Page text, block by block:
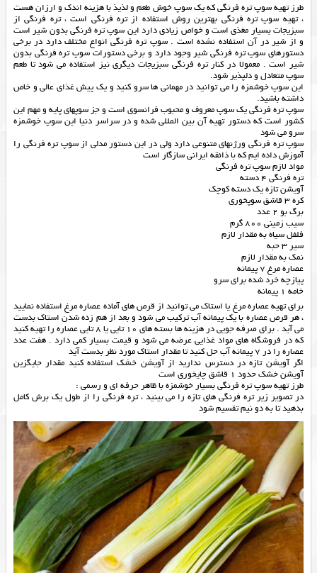
طرز تهیه سوپ تره فرنگی که یک سوپ خوش طعم و لذیذ با هزینه اندک و ارزان هست
، تهیه سوپ تره فرنگی بهترین روش استفاده از تره فرنگی است ، تره فرنگی از
سبزیجات بسیار مغذی است و خواص زیادی دارد این سوپ تره فرنگی بدون شیر است
و از شیر در آن استفاده نشده است . سوپ تره فرنگی انواع مختلف دارد در برخی
دستورهای سوپ تره فرنگی شیر وجود دارد و برخی دستورات سوپ تره فرنگی بدون
شیر است . معمولا در کنار تره فرنگی سبزیجات دیگری نیز استفاده می شود تا طعم
سوپ متعادل و دلپذیر شود.
این سوپ خوشمزه را می توانید در مهمانی ها سرو کنید و یک پیش غذای عالی و خاص
داشته باشید.
سوپ تره فرنگی یک سوپ معروف و محبوب فرانسوی است و جز سوپهای پایه و مهم این
کشور است که دستور تهیه آن بین المللی شده و در سراسر دنیا این سوپ خوشمزه
سرو می شود
سوپ تره فرنگی ورژنهای متنوعی دارد ولی در این دستور مدلی از سوپ تره فرنگی را
آموزش داده ایم که با ذائقه ایرانی سازگار است
مواد لازم سوپ تره فرنگی
تره فرنگی 4 دسته
آویشن تازه یک دسته کوچک
کره 3 قاشق سوپخوری
برگ بو 2 عدد
سیب زمینی 800 گرم
فلفل سیاه به مقدار لازم
سیر 3 حبه
نمک به مقدار لازم
عصاره مرغ 7 پیمانه
پیازچه خرد شده برای سرو
خامه 1 پیمانه
برای تهیه عصاره مرغ یا استاک می توانید از قرص های آماده عصاره مرغ استفاده نمایید
، هر قرص عصاره با یک پیمانه آب ترکیب می شود و بعد از هم زده شدن استاک بدست
می آید . برای صرفه جویی در هزینه ها بسته های 10 تایی یا 8 تایی عصاره را تهیه کنید
که در فروشگاه های مواد غذایی عرضه می شود و قیمت بسیار کمی دارد . هفت عدد
عصاره را در 7 پیمانه آب حل کنید تا مقدار استاک مورد نظر بدست آید
اگر آویشن تازه در دسترس ندارید از آویشن خشک استفاده کنید مقدار جایگزین
آویشن خشک حدود 1 قاشق چایخوری است
طرز تهیه سوپ تره فرنگی بسیار خوشمزه با ظاهر حرفه ای و رسمی :
در تصویر زیر تره فرنگی های تازه را می بینید ، تره فرنگی را از طول یک برش کامل
بدهید تا به دو نیم تقسیم شود